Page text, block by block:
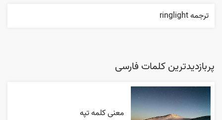
ترجمه ringlight
پربازدیدترین کلمات فارسی
معنی کلمه تپه